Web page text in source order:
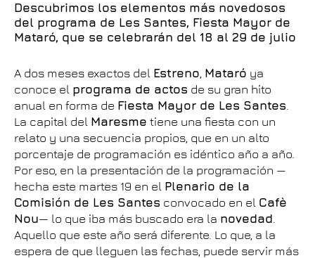
Descubrimos los elementos más novedosos
del programa de Les Santes, Fiesta Mayor de
Mataró, que se celebrarán del 18 al 29 de julio
A dos meses exactos del Estreno, Mataró ya
conoce el programa de actos de su gran hito
anual en forma de Fiesta Mayor de Les Santes.
La capital del Maresme tiene una fiesta con un
relato y una secuencia propios, que en un alto
porcentaje de programación es idéntico año a año.
Por eso, en la presentación de la programación —
hecha este martes 19 en el Plenario de la
Comisión de Les Santes convocado en el Cafè
Nou— lo que iba más buscado era la novedad.
Aquello que este año será diferente. Lo que, a la
espera de que lleguen las fechas, puede servir más